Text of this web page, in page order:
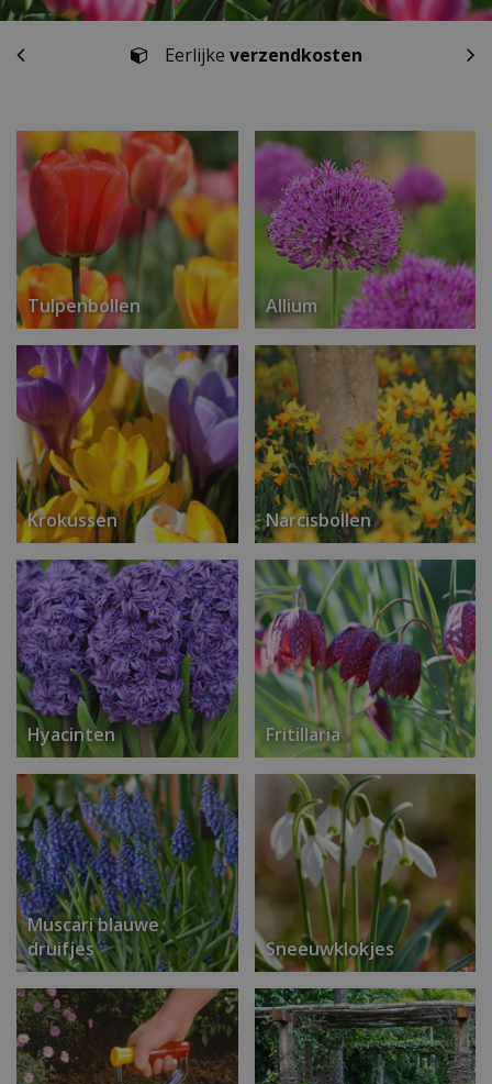
Eerlijke verzendkosten
Tulpenbollen Allium
Krokussen Narcisbollen
Hyacinten Fritillaria
Muscari blauwe
druifjes
Sneeuwklokjes